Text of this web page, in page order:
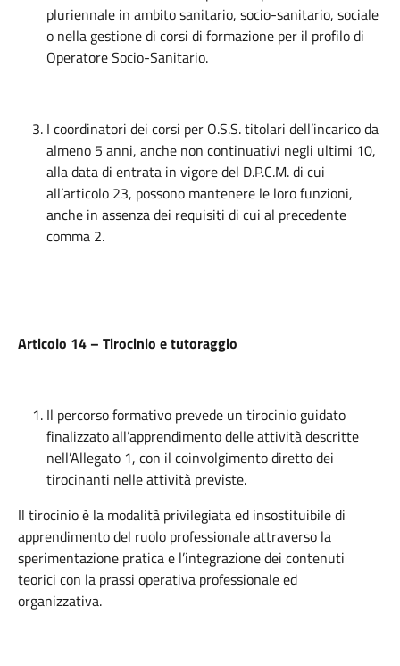
pluriennale in ambito sanitario, socio-sanitario, sociale
o nella gestione di corsi di formazione per il profilo di
Operatore Socio-Sanitario.
I coordinatori dei corsi per O.S.S. titolari dell’incarico da
almeno 5 anni, anche non continuativi negli ultimi 10,
alla data di entrata in vigore del D.P.C.M. di cui
all’articolo 23, possono mantenere le loro funzioni,
anche in assenza dei requisiti di cui al precedente
comma 2.
Articolo 14 – Tirocinio e tutoraggio
Il percorso formativo prevede un tirocinio guidato
finalizzato all’apprendimento delle attività descritte
nell’Allegato 1, con il coinvolgimento diretto dei
tirocinanti nelle attività previste.
Il tirocinio è la modalità privilegiata ed insostituibile di
apprendimento del ruolo professionale attraverso la
sperimentazione pratica e l’integrazione dei contenuti
teorici con la prassi operativa professionale ed
organizzativa.